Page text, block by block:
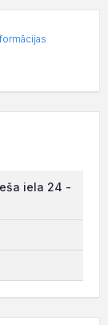
iela 24 -